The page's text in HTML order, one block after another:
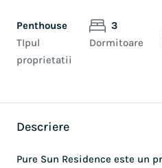
Penthouse
TIpul
proprietatii
3
Dormitoare
Descriere
Pure Sun Residence este un